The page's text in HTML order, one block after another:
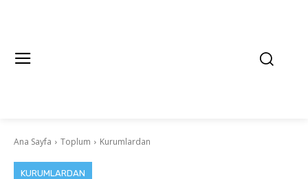
Ana Sayfa Toplum Kurumlardan
KURUMLARDAN